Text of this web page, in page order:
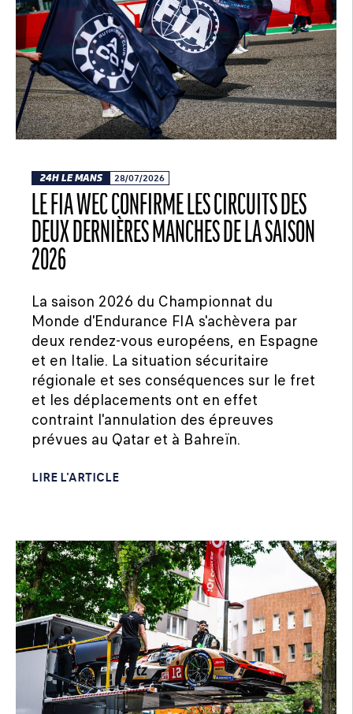
24H LE MANS 28/07/2026
LE FIA WEC CONFIRME LES CIRCUITS DES
DEUX DERNIÈRES MANCHES DE LA SAISON
2026
La saison 2026 du Championnat du
Monde d'Endurance FIA s'achèvera par
deux rendez-vous européens, en Espagne
et en Italie. La situation sécuritaire
régionale et ses conséquences sur le fret
et les déplacements ont en effet
contraint l'annulation des épreuves
prévues au Qatar et à Bahreïn.
LIRE L'ARTICLE